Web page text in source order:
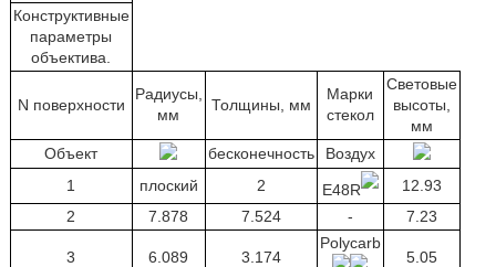
Конструктивные
параметры
объектива.
N поверхности
Радиусы,
мм
Толщины, мм
Марки
стекол
Световые
высоты,
мм
Объект
бесконечность
Воздух
1
плоский 2 E48R
12.93
2
7.878 7.524 - 7.23
3 6.089 3.174
Polycarb
5.05